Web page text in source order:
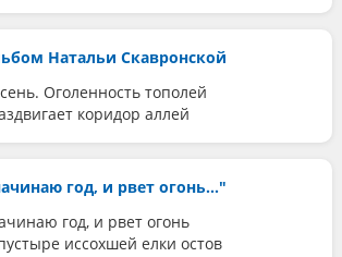
Натальи Скавронской
Оголенность тополей
коридор аллей
год, и рвет огонь..."
год, и рвет огонь
иссохшей елки остов